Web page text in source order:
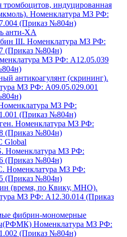
тромбоцитов, индуцированная
Номенклатура МЗ РФ:
(Приказ №804н)
анти-ХА
III. Номенклатура МЗ РФ:
(Приказ №804н)
МЗ РФ: A12.05.039
антикоагулянт (скрининг).
МЗ РФ: A09.05.029.001
МЗ РФ:
(Приказ №804н)
Номенклатура МЗ РФ:
(Приказ №804н)
Global
Номенклатура МЗ РФ:
(Приказ №804н)
Номенклатура МЗ РФ:
(Приказ №804н)
(время, по Квику, МНО).
МЗ РФ: A12.30.014 (Приказ
фибрин-мономерные
Номенклатура МЗ РФ:
(Приказ №804н)